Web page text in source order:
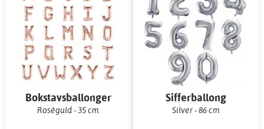
Bokstavsballonger
Roséguld - 35 cm
Sifferballong
Silver - 86 cm